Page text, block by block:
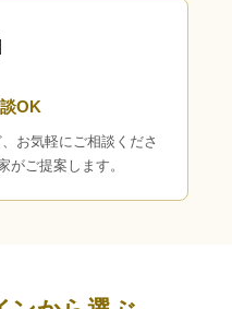
OK
お気軽にご相談くださ
がご提案します。